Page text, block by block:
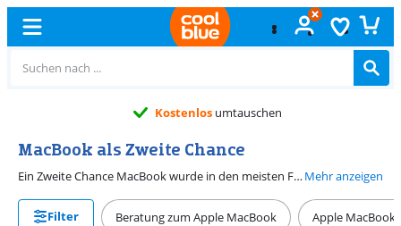
Kostenlos umtauschen
MacBook als Zweite Chance
Ein Zweite Chance MacBook wurde in den meisten Fällen nur wenig von einem Kunden verwendet. Wir überprüfen, ob das MacBook noch funktioniert und ob es beschädigt ist. Wenn es Schäden gibt, reparieren wir diese. Wir teilen dir immer mit, in welchem Zustand du ein Zweite Chance MacBook kaufst. Ist das MacBook beschädigt? Dann fotografieren wir diese Schäden. Außerdem reinigen wir es für dich. So sicherst du dir dein neues MacBook zu einem niedrigeren Preis.Mehr anzeigen
Filter Beratung zum Apple MacBook Apple MacBook